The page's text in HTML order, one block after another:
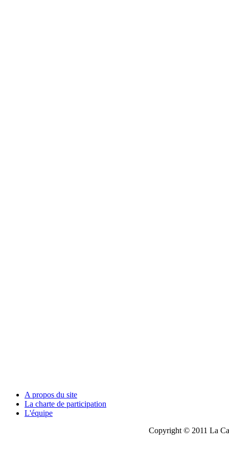
A propos du site
La charte de participation
L'équipe
Copyright © 2011 La